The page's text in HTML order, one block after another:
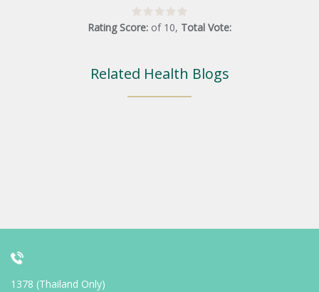
Rating Score: of 10, Total Vote:
Related Health Blogs
1378 (Thailand Only)